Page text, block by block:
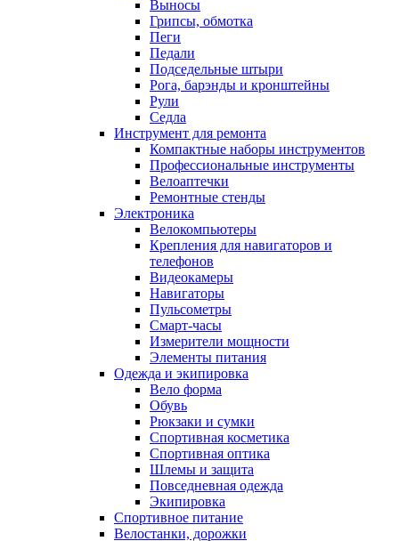
Выносы
Грипсы, обмотка
Пеги
Педали
Подседельные штыри
Рога, барэнды и кронштейны
Рули
Седла
Инструмент для ремонта
Компактные наборы инструментов
Профессиональные инструменты
Велоаптечки
Ремонтные стенды
Электроника
Велокомпьютеры
Крепления для навигаторов и
телефонов
Видеокамеры
Навигаторы
Пульсометры
Смарт-часы
Измерители мощности
Элементы питания
Одежда и экипировка
Вело форма
Обувь
Рюкзаки и сумки
Спортивная косметика
Спортивная оптика
Шлемы и защита
Повседневная одежда
Экипировка
Спортивное питание
Велостанки, дорожки